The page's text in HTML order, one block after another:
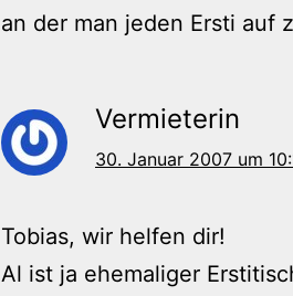
an der man jeden Ersti auf
Vermieterin
30. Januar 2007 um
Tobias, wir helfen dir!
Al ist ja ehemaliger